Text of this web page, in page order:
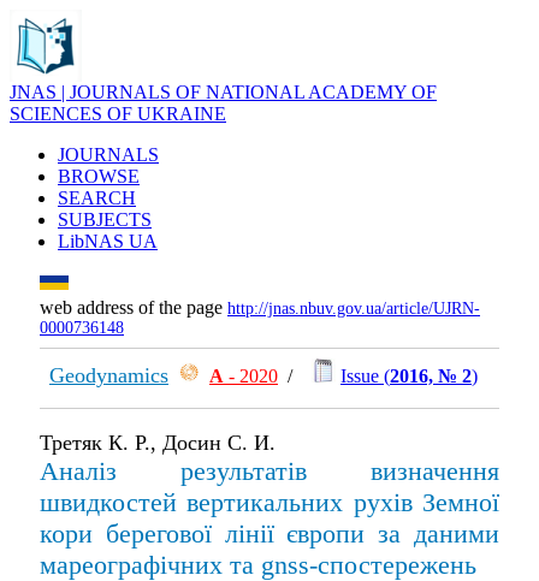
JNAS | JOURNALS OF NATIONAL ACADEMY OF
SCIENCES OF UKRAINE
JOURNALS
BROWSE
SEARCH
SUBJECTS
LibNAS UA
web address of the page http://jnas.nbuv.gov.ua/article/UJRN-
0000736148
Geodynamics А - 2020 / Issue (2016, № 2)
Третяк К. Р., Досин С. И.
Аналіз результатів визначення
швидкостей вертикальних рухів Земної
кори берегової лінії європи за даними
мареографічних та gnss-спостережень